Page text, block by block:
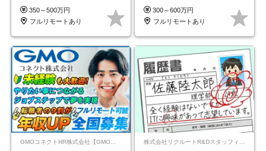
以上
350～500万円
フルリモートあり
在宅勤務手当あり
300～600万円
フルリモートあり
GMOコネクトHR株式会社【GMOインターネットグループ】 株式会社リクルートR&Dスタッフィング【リクルートグループ】